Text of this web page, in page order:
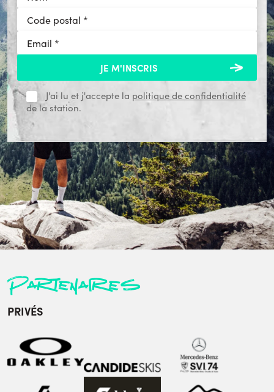
J'ai lu et j'accepte la politique de confidentialité
de la station.
Partenaires
PRIVÉS